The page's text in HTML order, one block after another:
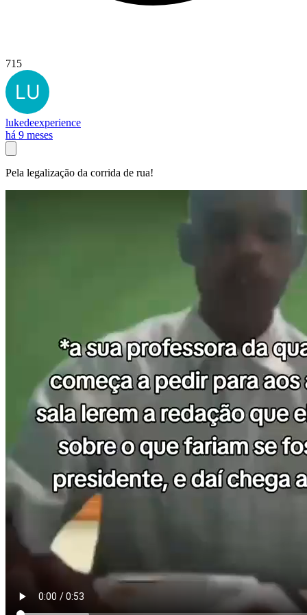
715
lukedeexperience
há 9 meses
Pela legalização da corrida de rua!